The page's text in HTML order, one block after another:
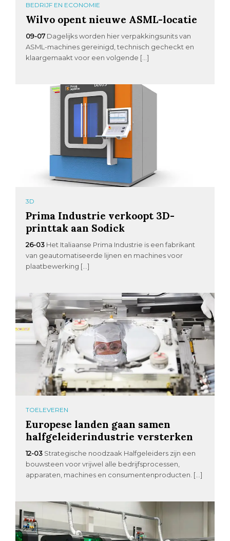
BEDRIJF EN ECONOMIE
Wilvo opent nieuwe ASML-locatie
09-07 Dagelijks worden hier verpakkingsunits van
ASML-machines gereinigd, technisch gecheckt en
klaargemaakt voor een volgende […]
3D
Prima Industrie verkoopt 3D-
printtak aan Sodick
26-03 Het Italiaanse Prima Industrie is een fabrikant
van geautomatiseerde lijnen en machines voor
plaatbewerking […]
TOELEVEREN
Europese landen gaan samen
halfgeleiderindustrie versterken
12-03 Strategische noodzaak Halfgeleiders zijn een
bouwsteen voor vrijwel alle bedrijfsprocessen,
apparaten, machines en consumentenproducten. […]